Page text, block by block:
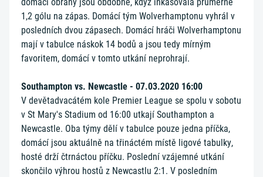
1,2 gólu na zápas. Domácí tým Wolverhamptonu vyhrál v
posledních dvou zápasech. Domácí hráči Wolverhamptonu
mají v tabulce náskok 14 bodů a jsou tedy mírným
favoritem, domácí v tomto utkání neprohrají.
Southampton vs. Newcastle - 07.03.2020 16:00
V devětadvacátém kole Premier League se spolu v sobotu
v St Mary's Stadium od 16:00 utkají Southampton a
Newcastle. Oba týmy dělí v tabulce pouze jedna příčka,
domácí jsou aktuálně na třináctém místě ligové tabulky,
hosté drží čtrnáctou příčku. Poslední vzájemné utkání
skončilo výhrou hostů z Newcastlu 2:1. V posledním